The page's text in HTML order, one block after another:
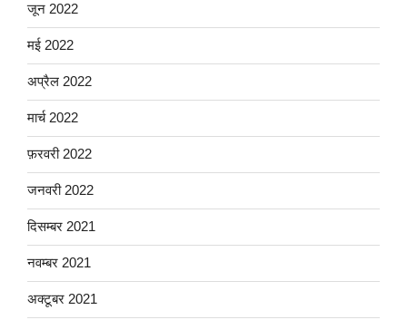
जून 2022
मई 2022
अप्रैल 2022
मार्च 2022
फ़रवरी 2022
जनवरी 2022
दिसम्बर 2021
नवम्बर 2021
अक्टूबर 2021